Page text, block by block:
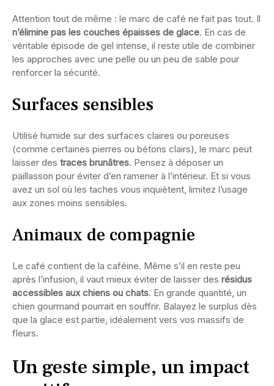
Attention tout de même : le marc de café ne fait pas tout. Il
n’élimine pas les couches épaisses de glace. En cas de
véritable épisode de gel intense, il reste utile de combiner
les approches avec une pelle ou un peu de sable pour
renforcer la sécurité.
Surfaces sensibles
Utilisé humide sur des surfaces claires ou poreuses
(comme certaines pierres ou bétons clairs), le marc peut
laisser des traces brunâtres. Pensez à déposer un
paillasson pour éviter d’en ramener à l’intérieur. Et si vous
avez un sol où les taches vous inquiètent, limitez l’usage
aux zones moins sensibles.
Animaux de compagnie
Le café contient de la caféine. Même s’il en reste peu
après l’infusion, il vaut mieux éviter de laisser des résidus
accessibles aux chiens ou chats. En grande quantité, un
chien gourmand pourrait en souffrir. Balayez le surplus dès
que la glace est partie, idéalement vers vos massifs de
fleurs.
Un geste simple, un impact